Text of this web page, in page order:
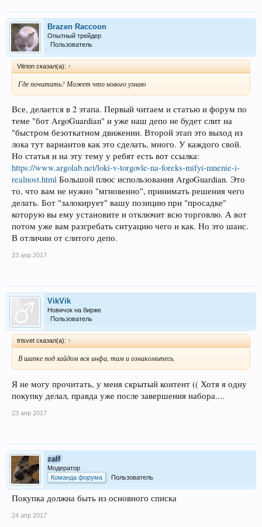
Brazen Raccoon
Опытный трейдер
Пользователь
Vitrion сказал(а): ↑
Где почитать? Может что нового узнаю
Все, делается в 2 этапа. Первый читаем и статью и форум по
теме "бот ArgoGuardian" и уже наш депо не будет слит на
"быстром безоткатном движении. Второй этап это выход из
лока тут вариантов как это сделать, много. У каждого свой.
Но статья и на эту тему у ребят есть вот ссылка:
https://www.argolab.net/loki-v-torgovle-na-foreks-mifyi-mnenie-i-
realnost.html Большой плюс использования ArgoGuardian. Это
то, что вам не нужно "мгновенно", принимать решения чего
делать. Бот "залокирует" вашу позицию при "просадке"
которую вы ему установите и отключит всю торговлю. А вот
потом уже вам разгребать ситуацию чего и как. Но это шанс.
В отличии от слитого депо.
23 апр 2017
VikVik
Новичок на бирже
Пользователь
trisvet сказал(а): ↑
В шапке под хайдом вся инфа, там и ознакомьтесь.
Я не могу прочитать, у меня скрытый контент (( Хотя я одну
покупку делал, правда уже после завершения набора....
23 апр 2017
zalf
Модератор
Команда форума
Пользователь
Покупка должна быть из основного списка
24 апр 2017